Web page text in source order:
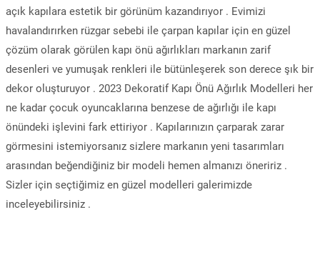
açık kapılara estetik bir görünüm kazandırıyor . Evimizi
havalandırırken rüzgar sebebi ile çarpan kapılar için en güzel
çözüm olarak görülen kapı önü ağırlıkları markanın zarif
desenleri ve yumuşak renkleri ile bütünleşerek son derece şık bir
dekor oluşturuyor . 2023 Dekoratif Kapı Önü Ağırlık Modelleri her
ne kadar çocuk oyuncaklarına benzese de ağırlığı ile kapı
önündeki işlevini fark ettiriyor . Kapılarınızın çarparak zarar
görmesini istemiyorsanız sizlere markanın yeni tasarımları
arasından beğendiğiniz bir modeli hemen almanızı öneririz .
Sizler için seçtiğimiz en güzel modelleri galerimizde
inceleyebilirsiniz .